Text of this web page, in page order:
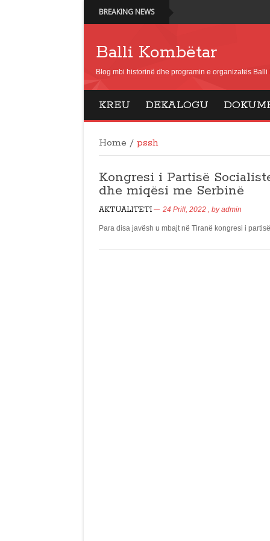
BREAKING NEWS
Balli Kombëtar
Blog mbi historinë dhe programin e organizatës
KREU DEKALOGU
Home / pssh
Kongresi i Partisë
dhe miqësi me Serbinë
AKTUALITETI 24 Prill, 2022 , byadmin
Para disa javësh u mbajt në Tiranë kongresi i